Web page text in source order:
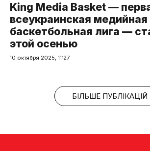
King Media Basket —
всеукраинская медийная
баскетбольная лига —
этой осенью
10 октября 2025, 11:27
БІЛЬШЕ ПУБЛІКАЦІЙ